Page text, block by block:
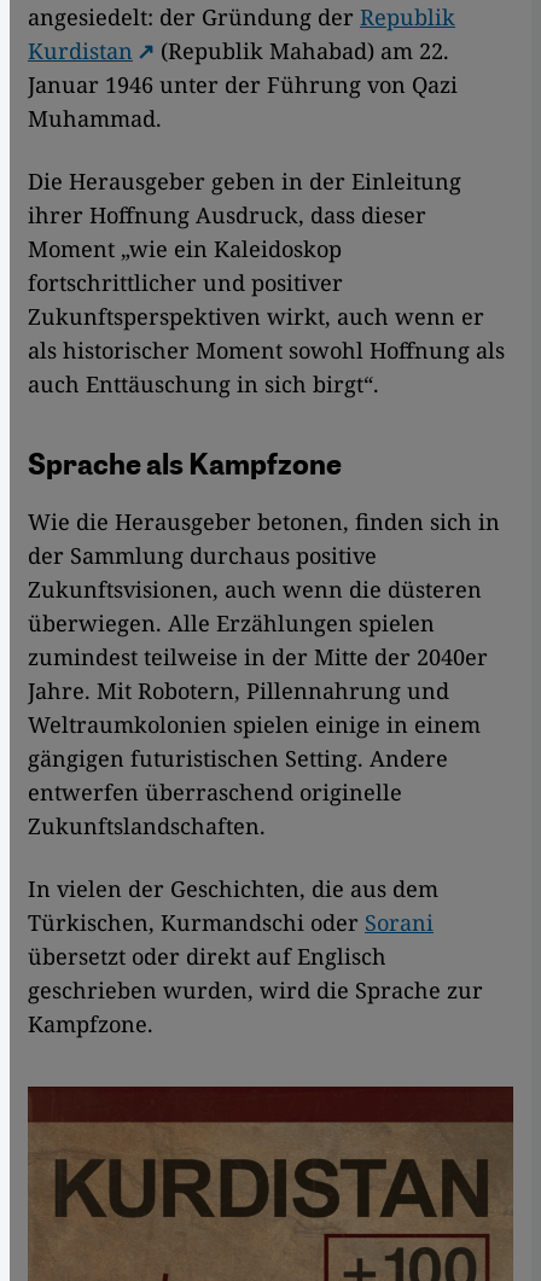
angesiedelt: der Gründung der Republik
Kurdistan
(Republik Mahabad) am 22.
Januar 1946 unter der Führung von Qazi
Muhammad.
Die Herausgeber geben in der Einleitung
ihrer Hoffnung Ausdruck, dass dieser
Moment „wie ein Kaleidoskop
fortschrittlicher und positiver
Zukunftsperspektiven wirkt, auch wenn er
als historischer Moment sowohl Hoffnung als
auch Enttäuschung in sich birgt“.
Sprache als Kampfzone
Wie die Herausgeber betonen, finden sich in
der Sammlung durchaus positive
Zukunftsvisionen, auch wenn die düsteren
überwiegen. Alle Erzählungen spielen
zumindest teilweise in der Mitte der 2040er
Jahre. Mit Robotern, Pillennahrung und
Weltraumkolonien spielen einige in einem
gängigen futuristischen Setting. Andere
entwerfen überraschend originelle
Zukunftslandschaften.
In vielen der Geschichten, die aus dem
Türkischen, Kurmandschi oder Sorani
übersetzt oder direkt auf Englisch
geschrieben wurden, wird die Sprache zur
Kampfzone.